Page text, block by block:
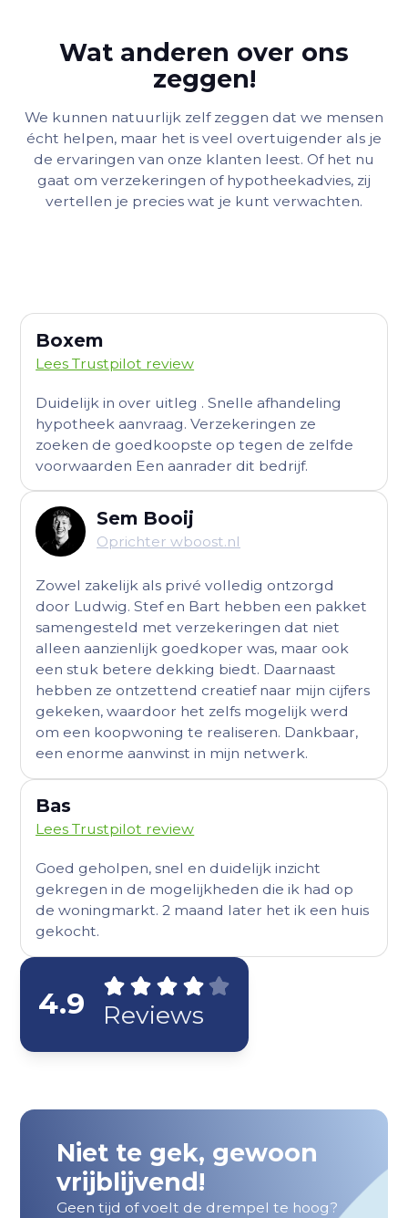
Wat anderen over ons
zeggen!
We kunnen natuurlijk zelf zeggen dat we mensen
écht helpen, maar het is veel overtuigender als je
de ervaringen van onze klanten leest. Of het nu
gaat om verzekeringen of hypotheekadvies, zij
vertellen je precies wat je kunt verwachten.
Boxem
Lees Trustpilot review
Duidelijk in over uitleg . Snelle afhandeling
hypotheek aanvraag. Verzekeringen ze
zoeken de goedkoopste op tegen de zelfde
voorwaarden Een aanrader dit bedrijf.
Sem Booij
Oprichter wboost.nl
Zowel zakelijk als privé volledig ontzorgd
door Ludwig. Stef en Bart hebben een pakket
samengesteld met verzekeringen dat niet
alleen aanzienlijk goedkoper was, maar ook
een stuk betere dekking biedt. Daarnaast
hebben ze ontzettend creatief naar mijn cijfers
gekeken, waardoor het zelfs mogelijk werd
om een koopwoning te realiseren. Dankbaar,
een enorme aanwinst in mijn netwerk.
Bas
Lees Trustpilot review
Goed geholpen, snel en duidelijk inzicht
gekregen in de mogelijkheden die ik had op
de woningmarkt. 2 maand later het ik een huis
gekocht.
4.9 Reviews
Niet te gek, gewoon
vrijblijvend!
Geen tijd of voelt de drempel te hoog?